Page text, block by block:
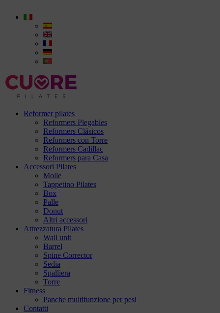
Reformer pilates
Reformers Plegables
Reformers Clásicos
Reformers con Torre
Reformers Cadillac
Reformers para Casa
Accessori Pilates
Molle
Tappetino Pilates
Box
Palle
Donut
Altri accessori
Attrezzatura Pilates
Wall unit
Barrel
Spine Corrector
Sedia
Spalliera
Torre
Fitness
Panche multifunzione per pesi
Contatti